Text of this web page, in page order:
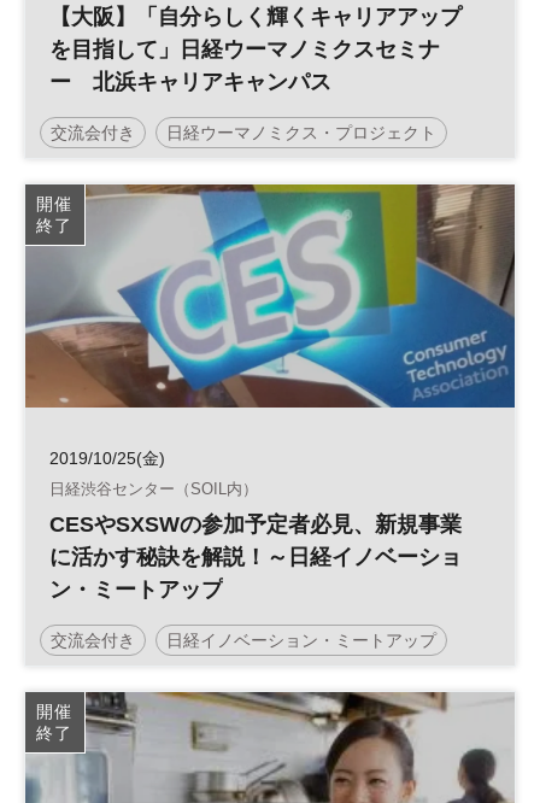
【大阪】「自分らしく輝くキャリアアップ
を目指して」日経ウーマノミクスセミナ
ー 北浜キャリアキャンパス
交流会付き 日経ウーマノミクス・プロジェクト
キャリアアップ 軽食付
平日夜開催
開催
終了
2019/10/25(金)
日経渋谷センター（SOIL内）
CESやSXSWの参加予定者必見、新規事業
に活かす秘訣を解説！～日経イノベーショ
ン・ミートアップ
交流会付き 日経イノベーション・ミートアップ
イノベーション スタートアップ ネットワーキング
軽食付き ベンチャー
開催
終了